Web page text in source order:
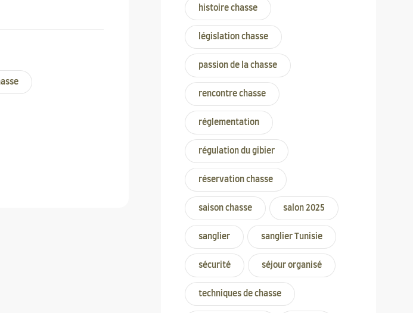
histoire chasse
législation chasse
passion de la chasse
rencontre chasse
réglementation
régulation du gibier
réservation chasse
saison chasse salon 2025
sanglier sanglier Tunisie
sécurité séjour organisé
techniques de chasse